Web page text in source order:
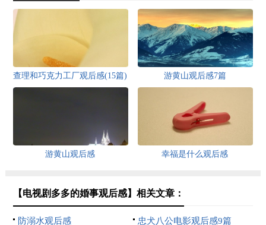
查理和巧克力工厂观后感(15篇) 游黄山观后感7篇
游黄山观后感 幸福是什么观后感
【电视剧多多的婚事观后感】相关文章：
防溺水观后感
忠犬八公电影观后感9篇